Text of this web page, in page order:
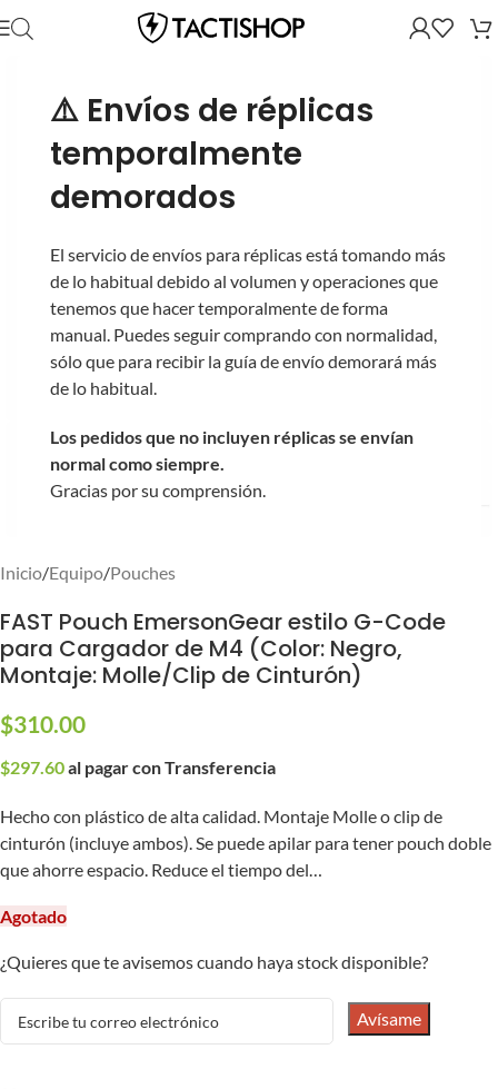
⚠️ Envíos de réplicas
temporalmente
demorados
El servicio de envíos para réplicas está tomando más
de lo habitual debido al volumen y operaciones que
tenemos que hacer temporalmente de forma
manual. Puedes seguir comprando con normalidad,
sólo que para recibir la guía de envío demorará más
de lo habitual.
Los pedidos que no incluyen réplicas se envían
normal como siempre.
Gracias por su comprensión.
Inicio/Equipo/Pouches
FAST Pouch EmersonGear estilo G-Code
para Cargador de M4 (Color: Negro,
Montaje: Molle/Clip de Cinturón)
$310.00
$297.60al pagar con Transferencia
Hecho con plástico de alta calidad. Montaje Molle o clip de
cinturón (incluye ambos). Se puede apilar para tener pouch doble
que ahorre espacio. Reduce el tiempo del…
Agotado
¿Quieres que te avisemos cuando haya stock disponible?
Avísame